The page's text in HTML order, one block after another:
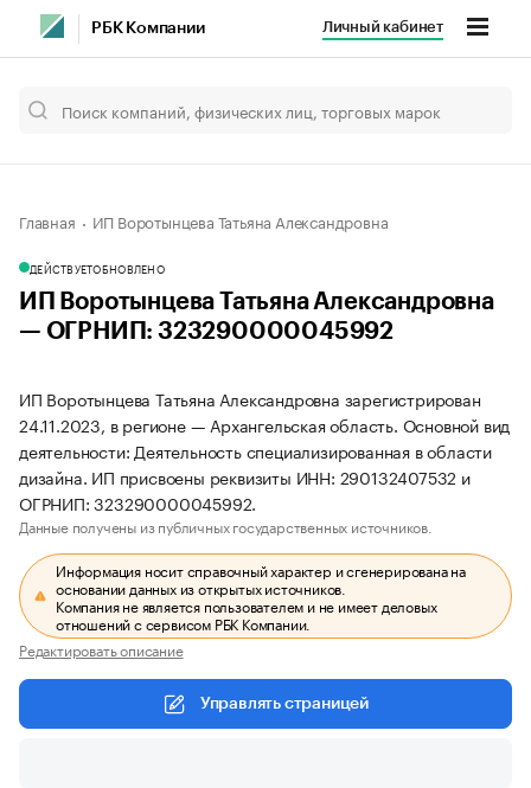
РБК Компании Личный кабинет
Главная ИП Воротынцева Татьяна Александровна
ДЕЙСТВУЕТОБНОВЛЕНО
ИП Воротынцева Татьяна Александровна
— ОГРНИП: 323290000045992
ИП Воротынцева Татьяна Александровна зарегистрирован
24.11.2023, в регионе — Архангельская область. Основной вид
деятельности: Деятельность специализированная в области
дизайна. ИП присвоены реквизиты ИНН: 290132407532 и
ОГРНИП: 323290000045992.
Данные получены из публичных государственных источников.
Информация носит справочный характер и сгенерирована на
основании данных из открытых источников.
Компания не является пользователем и не имеет деловых
отношений с сервисом РБК Компании.
Редактировать описание
Управлять страницей